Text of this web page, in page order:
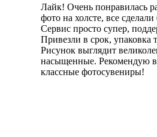
Лайк! Очень понравилась
фото на холсте, все
Сервис просто супер,
Привезли в срок, упаковка
Рисунок выглядит
насыщенные. Рекомендую
классные фотосувениры!